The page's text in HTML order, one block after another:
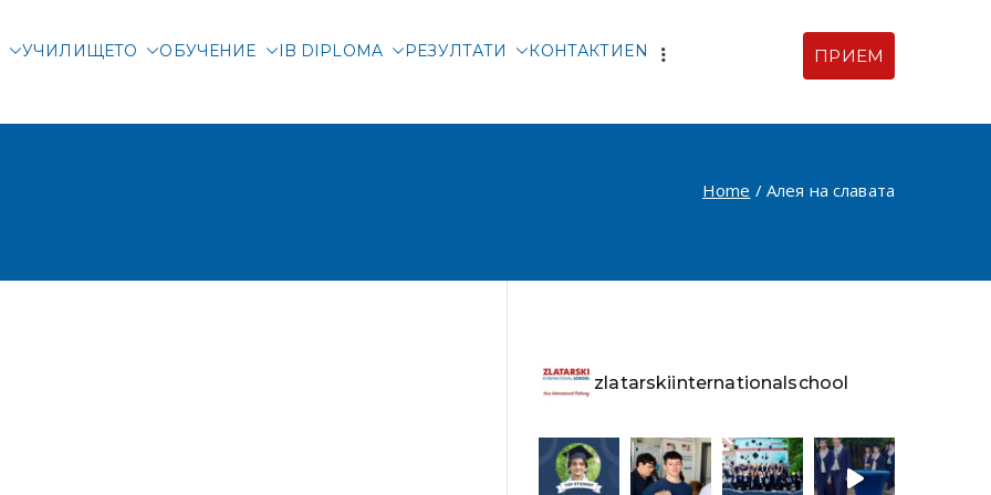
училище в София
УЧИЛИЩЕТО ОБУЧЕНИЕ IB DIPLOMA РЕЗУЛТАТИ КОНТАКТИEN ПРИЕМ
Home Алея на славата
zlatarskiinternationalschool